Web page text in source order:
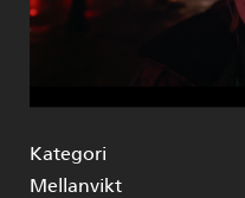
Kategori
Mellanvikt